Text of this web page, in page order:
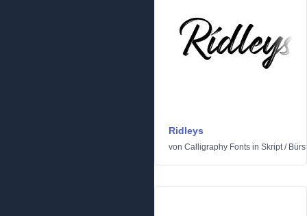
Ridleys
von Calligraphy Fonts in Skript/